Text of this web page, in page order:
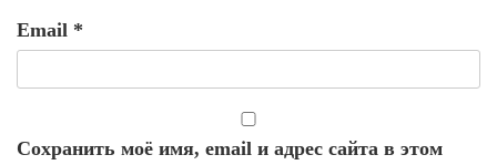
Email *
Сохранить моё имя, email и адрес сайта в этом